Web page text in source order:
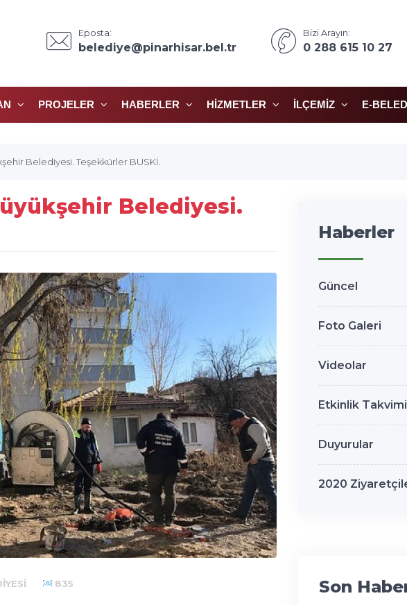
Eposta:
belediye@pinarhisar.bel.tr
Bizi Arayın:
0 288 615 10 27
PROJELER HABERLER HIZMETLER İLÇEMIZ E-
Belediyesi. Teşekkürler BUSKİ.
Belediyesi.
835
Haberler
Güncel
Foto Galeri
Videolar
Etkinlik Takvimi
Duyurular
2020
Son